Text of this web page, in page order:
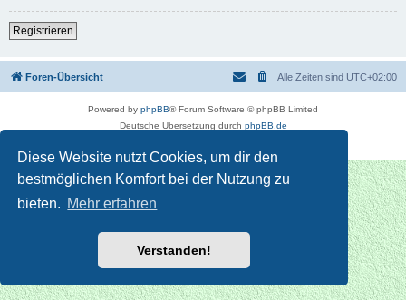
Diese Website nutzt Cookies, um dir den
bestmöglichen Komfort bei der Nutzung zu
bieten. Mehr erfahren
Verstanden!
Registrieren
Foren-Übersicht Alle Zeiten sind UTC+02:00
Powered by phpBB® Forum Software © phpBB Limited
Deutsche Übersetzung durch phpBB.de